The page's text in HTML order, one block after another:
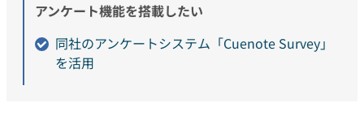
アンケート機能を搭載したい
同社のアンケートシステム「Cuenote Survey」
を活用